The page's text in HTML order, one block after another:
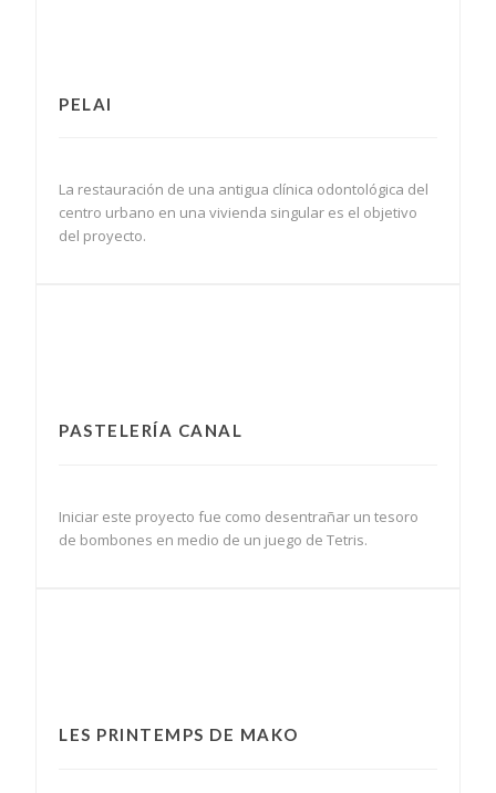
PELAI
La restauración de una antigua clínica odontológica del
centro urbano en una vivienda singular es el objetivo
del proyecto.
PASTELERÍA CANAL
Iniciar este proyecto fue como desentrañar un tesoro
de bombones en medio de un juego de Tetris.
LES PRINTEMPS DE MAKO